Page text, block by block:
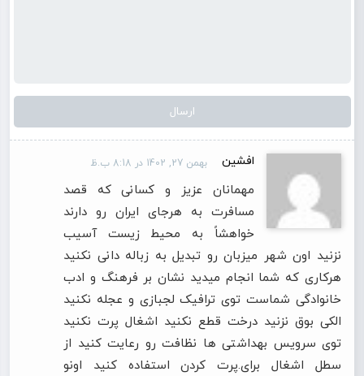
افشین بهمن 27, 1402 در 8:18 ب.ظ
مهمانان عزیز و کسانی که قصد
مسافرت به هرجای ایران رو دارند
خواهشاً به محیط زیست آسیب
نزنید اون شهر میزبان رو تبدیل به زباله دانی نکنید
هرکاری که شما انجام میدید نشان بر فرهنگ و ادب
خانوادگی شماست توی ترافیک لجبازی و عجله نکنید
الکی بوق نزنید درخت قطع نکنید اشغال پرت نکنید
توی سرویس بهداشتی ها نظافت رو رعایت کنید از
سطل اشغال برای.پرت کردن استفاده کنید اونو